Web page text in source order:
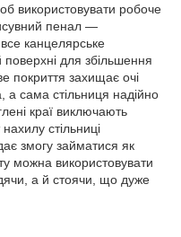
використовувати робоче
пенал —
канцелярське
для збільшення
покриття захищає очі
а сама стільниця надійно
краї виключають
стільниці
змогу займатися як
можна використовувати
а й стоячи, що дуже